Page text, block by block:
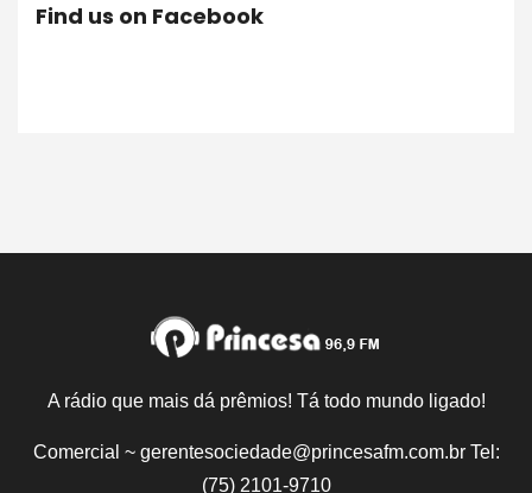
Find us on Facebook
A rádio que mais dá prêmios! Tá todo mundo ligado!
Comercial ~ gerentesociedade@princesafm.com.br Tel:
(75) 2101-9710